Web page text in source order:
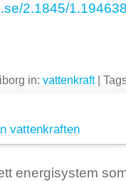
2.1845/
in: vattenkraft|
vattenkraften
energisystem